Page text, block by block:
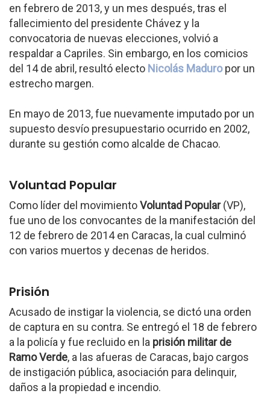
en febrero de 2013, y un mes después, tras el
fallecimiento del presidente Chávez y la
convocatoria de nuevas elecciones, volvió a
respaldar a Capriles. Sin embargo, en los comicios
del 14 de abril, resultó electo Nicolás Maduropor un
estrecho margen.
En mayo de 2013, fue nuevamente imputado por un
supuesto desvío presupuestario ocurrido en 2002,
durante su gestión como alcalde de Chacao.
Voluntad Popular
Como líder del movimientoVoluntad Popular(VP),
fue uno de los convocantes de la manifestación del
12 de febrero de 2014 en Caracas, la cual culminó
con varios muertos y decenas de heridos.
Prisión
Acusado de instigar la violencia, se dictó una orden
de captura en su contra. Se entregó el 18 de febrero
a la policía y fue recluido en la prisión militar de
Ramo Verde, a las afueras de Caracas, bajo cargos
de instigación pública, asociación para delinquir,
daños a la propiedad e incendio.